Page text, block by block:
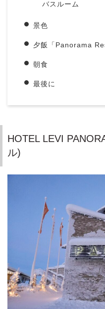
バスルーム
景色
夕飯「Panorama
朝食
最後に
HOTEL LEVI
ル)